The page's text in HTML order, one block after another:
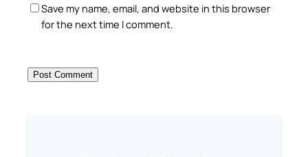
Save my name, email, and website in this browser
for the next time I comment.